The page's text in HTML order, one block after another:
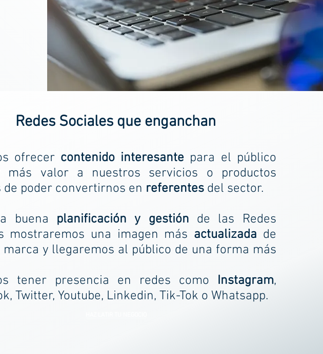
Redes Sociales que enganchan
ofrecer contenido interesante para el público
más valor a nuestros servicios o productos
de poder convertirnos en referentesdel sector.
buena planificación y gestión de las Redes
mostraremos una imagen más actualizada de
marca y llegaremos al público de una forma más
tener presencia en redes como Instagram,
Twitter, Youtube, Linkedin, Tik-Tok o Whatsapp.